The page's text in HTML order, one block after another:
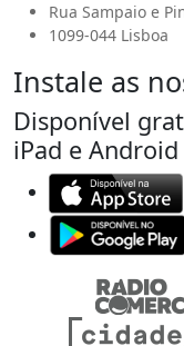
Rua Sampaio e
1099-044 Lisboa
Instale as
Disponível
iPad e Android